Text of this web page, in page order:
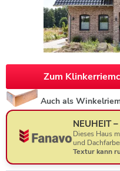
Zum
Auch als
NEUHEIT
Dieses Haus
und
Textur kann